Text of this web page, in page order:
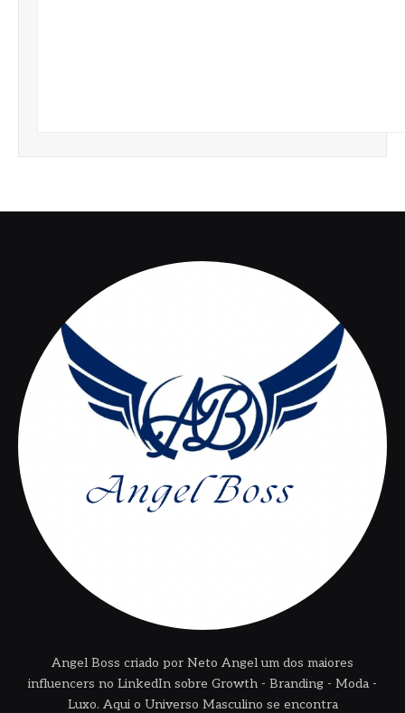
Angel Boss criado por Neto Angel um dos maiores
influencers no LinkedIn sobre Growth - Branding - Moda -
Luxo. Aqui o Universo Masculino se encontra